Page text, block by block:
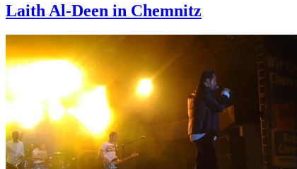
Laith Al-Deen in Chemnitz